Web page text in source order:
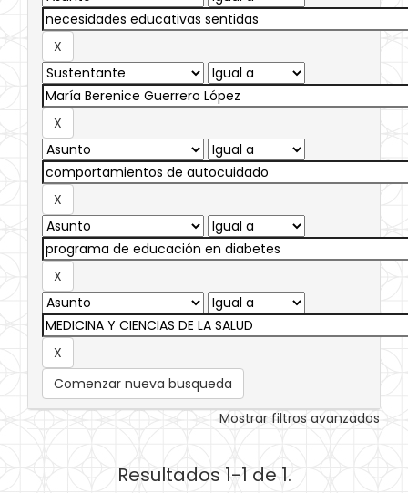
Comenzar nueva busqueda
Mostrar filtros avanzados
Resultados 1-1 de 1.